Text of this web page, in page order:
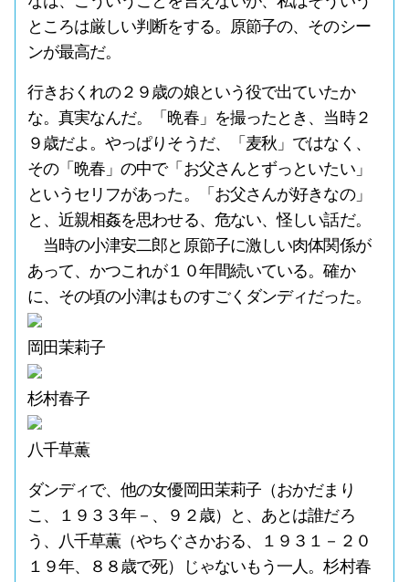
ところは厳しい判断をする。原節子の、そのシー
ンが最高だ。
行きおくれの２９歳の娘という役で出ていたか
な。真実なんだ。「晩春」を撮ったとき、当時２
９歳だよ。やっぱりそうだ、「麦秋」ではなく、
その「晩春」の中で「お父さんとずっといたい」
というセリフがあった。「お父さんが好きなの」
と、近親相姦を思わせる、危ない、怪しい話だ。
当時の小津安二郎と原節子に激しい肉体関係が
あって、かつこれが１０年間続いている。確か
に、その頃の小津はものすごくダンディだった。
岡田茉莉子
杉村春子
八千草薫
ダンディで、他の女優岡田茉莉子（おかだまり
こ、１９３３年－、９２歳）と、あとは誰だろ
う、八千草薫（やちぐさかおる、１９３１－２０
１９年、８８歳で死）じゃないもう一人。杉村春